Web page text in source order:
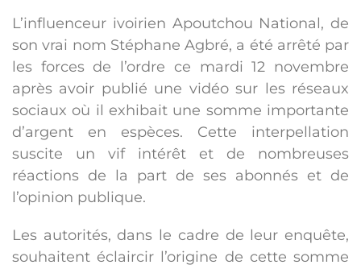
L’influenceur ivoirien Apoutchou National, de
son vrai nom Stéphane Agbré, a été arrêté par
les forces de l’ordre ce mardi 12 novembre
après avoir publié une vidéo sur les réseaux
sociaux où il exhibait une somme importante
d’argent en espèces. Cette interpellation
suscite un vif intérêt et de nombreuses
réactions de la part de ses abonnés et de
l’opinion publique.
Les autorités, dans le cadre de leur enquête,
souhaitent éclaircir l’origine de cette somme